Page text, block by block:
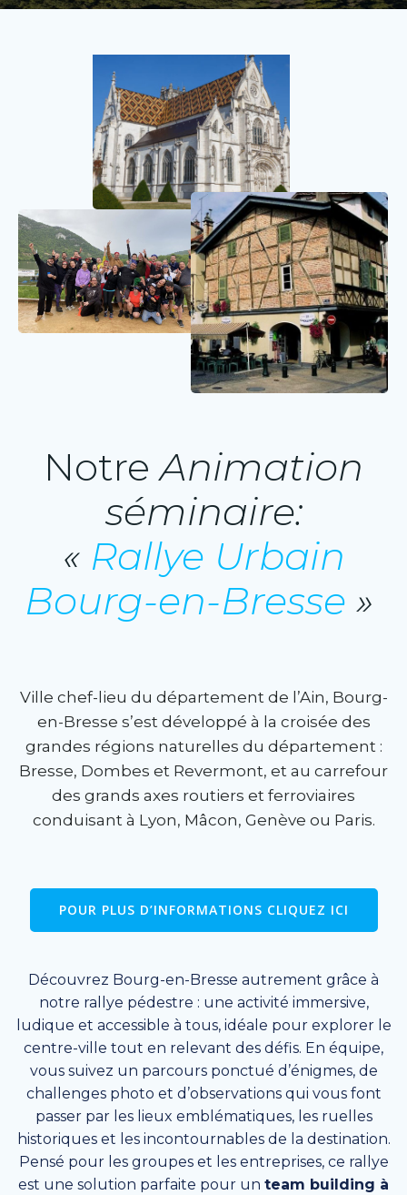
NotreAnimation
séminaire:
« Rallye Urbain
Bourg-en-Bresse »
Ville chef-lieu du département de l’Ain, Bourg-
en-Bresse s’est développé à la croisée des
grandes régions naturelles du département :
Bresse, Dombes et Revermont, et au carrefour
des grands axes routiers et ferroviaires
conduisant à Lyon, Mâcon, Genève ou Paris.
POUR PLUS D’INFORMATIONS CLIQUEZ ICI
Découvrez Bourg-en-Bresse autrement grâce à
notre rallye pédestre : une activité immersive,
ludique et accessible à tous, idéale pour explorer le
centre-ville tout en relevant des défis. En équipe,
vous suivez un parcours ponctué d’énigmes, de
challenges photo et d’observations qui vous font
passer par les lieux emblématiques, les ruelles
historiques et les incontournables de la destination.
Pensé pour les groupes et les entreprises, ce rallye
est une solution parfaite pour un team building à